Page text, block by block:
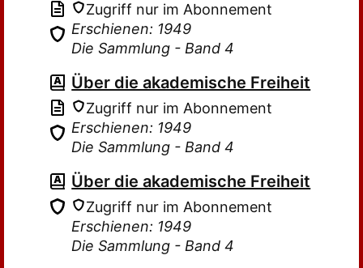
Zugriff nur im Abonnement
Erschienen: 1949
Die Sammlung - Band 4
Über die akademische Freiheit
Zugriff nur im Abonnement
Erschienen: 1949
Die Sammlung - Band 4
Über die akademische Freiheit
Zugriff nur im Abonnement
Erschienen: 1949
Die Sammlung - Band 4